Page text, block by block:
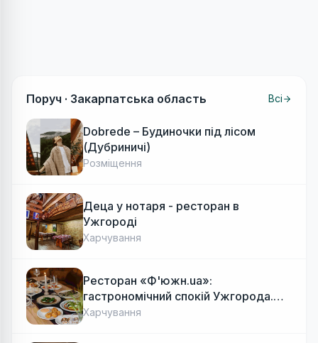
Поруч · Закарпатська область Всі
Dobrede – Будиночки під лісом
(Дубриничі)
Розміщення
Деца у нотаря - ресторан в
Ужгороді
Харчування
Ресторан «Ф'южн.ua»:
гастрономічний спокій Ужгорода.
Авторська локальна кухня, затишок
Харчування